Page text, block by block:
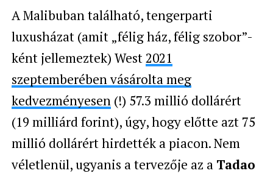
A Malibuban található, tengerparti
luxusházat (amit „félig ház, félig szobor”-
ként jellemeztek) West2021
szeptemberében vásárolta meg
kedvezményesen(!) 57.3 millió dollárért
(19 milliárd forint), úgy, hogy előtte azt 75
millió dollárért hirdették a piacon. Nem
véletlenül, ugyanis a tervezője az a Tadao